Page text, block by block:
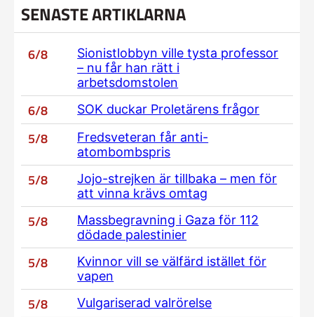
SENASTE ARTIKLARNA
6/8
Sionistlobbyn ville tysta professor
– nu får han rätt i
arbetsdomstolen
6/8 SOK duckar Proletärens frågor
5/8
Fredsveteran får anti-
atombombspris
5/8
Jojo-strejken är tillbaka – men för
att vinna krävs omtag
5/8
Massbegravning i Gaza för 112
dödade palestinier
5/8
Kvinnor vill se välfärd istället för
vapen
5/8 Vulgariserad valrörelse